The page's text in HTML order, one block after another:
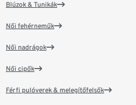
Blúzok & Tunikák
Női fehérneműk
Női nadrágok
Női cipők
Férfi pulóverek & melegítőfelsők